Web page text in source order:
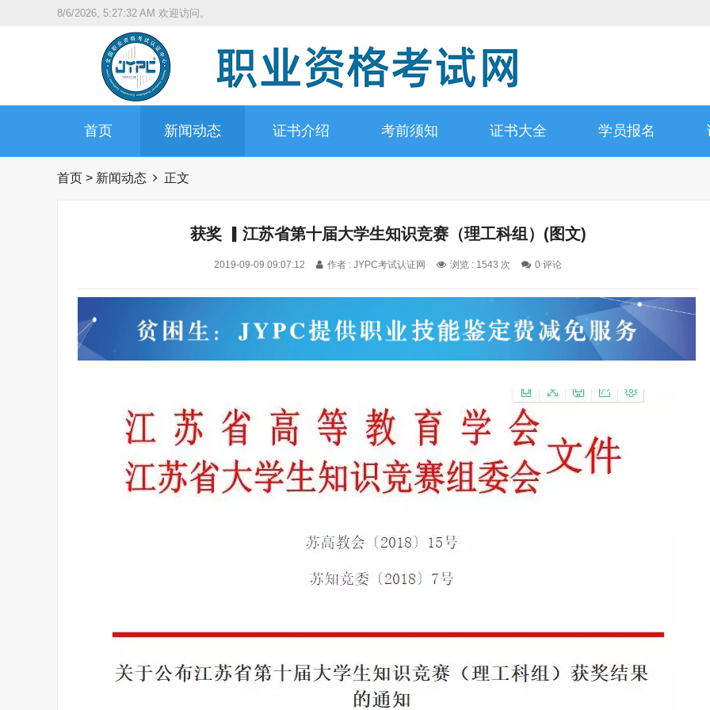
8/6/2026, 5:27:33 AM 欢迎访问。
首页 新闻动态 证书介绍 考前须知 证书大全 学员报名
首页 > 新闻动态 正文
获奖 ▎江苏省第十届大学生知识竞赛（理工科组）(图文)
2019-09-09 09:07:12 作者 : JYPC考试认证网 浏览 : 1543 次 0 评论